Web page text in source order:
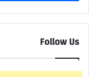
Follow Us